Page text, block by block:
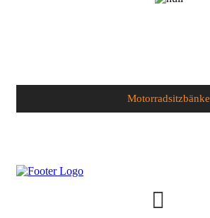
Motorradsitzbänke